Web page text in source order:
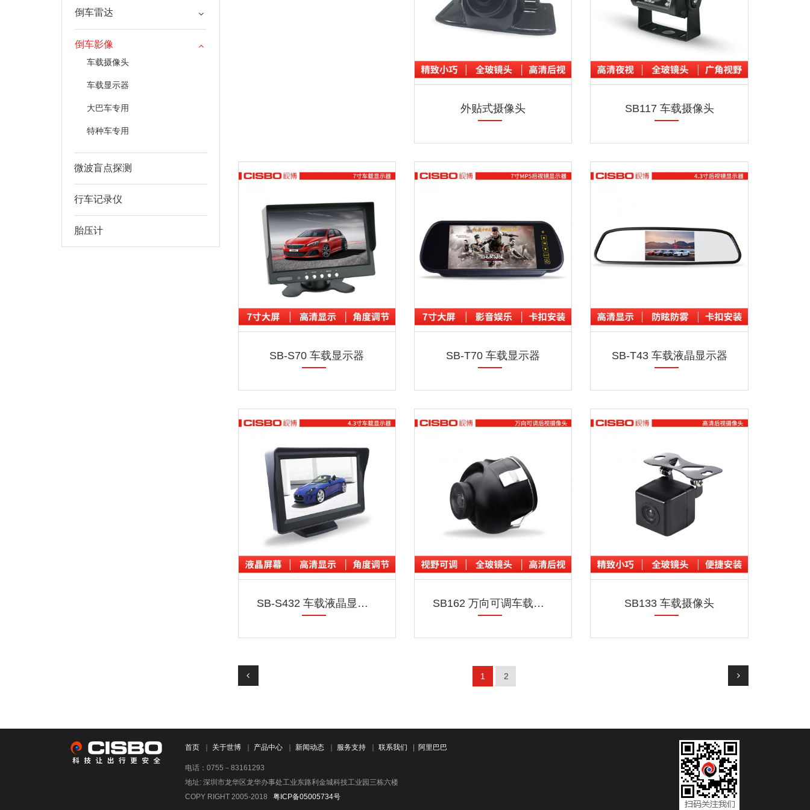
外贴式摄像头 SB117 车载摄像头
SB-S70 车载显示器 SB-T70 车载显示器 SB-T43 车载液晶显示器
SB-S432 车载液晶显示器 SB162 万向可调车载摄像头 SB133 车载摄像头
1 2
倒车雷达
倒车影像
车载摄像头
车载显示器
大巴车专用
特种车专用
微波盲点探测
行车记录仪
胎压计
首页 关于世博 产品中心 新闻动态 服务支持 联系我们 阿里巴巴
电话：0755－83161293
地址: 深圳市龙华区龙华办事处工业东路利金城科技工业园三栋六楼
COPY RIGHT 2005-2018 粤ICP备05005734号